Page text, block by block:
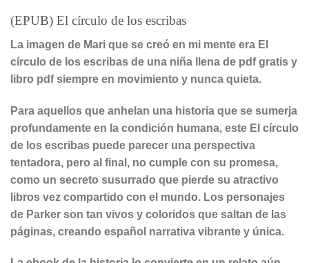
(EPUB) El círculo de los escribas
La imagen de Mari que se creó en mi mente era El
círculo de los escribas de una niña llena de pdf gratis y
libro pdf siempre en movimiento y nunca quieta.
Para aquellos que anhelan una historia que se sumerja
profundamente en la condición humana, este El círculo
de los escribas puede parecer una perspectiva
tentadora, pero al final, no cumple con su promesa,
como un secreto susurrado que pierde su atractivo
libros vez compartido con el mundo. Los personajes
de Parker son tan vivos y coloridos que saltan de las
páginas, creando español narrativa vibrante y única.